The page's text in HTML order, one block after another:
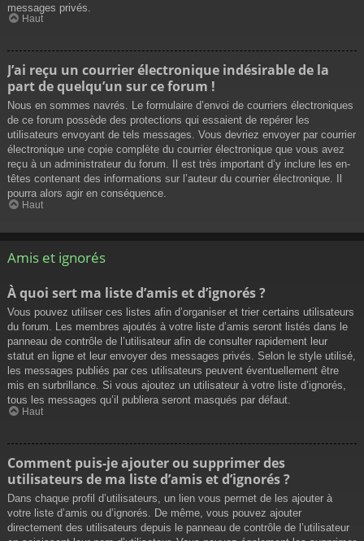
messages privés.
Haut
J’ai reçu un courrier électronique indésirable de la
part de quelqu’un sur ce forum !
Nous en sommes navrés. Le formulaire d’envoi de courriers électroniques
de ce forum possède des protections qui essaient de repérer les
utilisateurs envoyant de tels messages. Vous devriez envoyer par courrier
électronique une copie complète du courrier électronique que vous avez
reçu à un administrateur du forum. Il est très important d’y inclure les en-
têtes contenant des informations sur l’auteur du courrier électronique. Il
pourra alors agir en conséquence.
Haut
Amis et ignorés
À quoi sert ma liste d’amis et d’ignorés ?
Vous pouvez utiliser ces listes afin d’organiser et trier certains utilisateurs
du forum. Les membres ajoutés à votre liste d’amis seront listés dans le
panneau de contrôle de l’utilisateur afin de consulter rapidement leur
statut en ligne et leur envoyer des messages privés. Selon le style utilisé,
les messages publiés par ces utilisateurs peuvent éventuellement être
mis en surbrillance. Si vous ajoutez un utilisateur à votre liste d’ignorés,
tous les messages qu’il publiera seront masqués par défaut.
Haut
Comment puis-je ajouter ou supprimer des
utilisateurs de ma liste d’amis et d’ignorés ?
Dans chaque profil d’utilisateurs, un lien vous permet de les ajouter à
votre liste d’amis ou d’ignorés. De même, vous pouvez ajouter
directement des utilisateurs depuis le panneau de contrôle de l’utilisateur